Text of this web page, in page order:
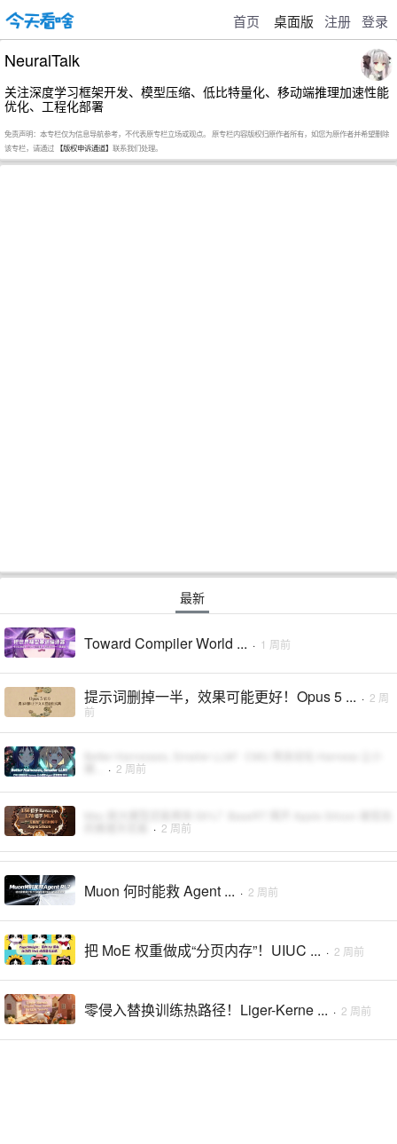
首页 桌面版 注册 登录
NeuralTalk
关注深度学习框架开发、模型压缩、低比特量化、移动端推理加速性能
优化、工程化部署
免责声明：本专栏仅为信息导航参考，不代表原专栏立场或观点。 原专栏内容版权归原作者所有，如您为原作者并希望删除
该专栏，请通过 【版权申诉通道】 联系我们处理。
最新
Toward Compiler World ... · 1 周前
提示词删掉一半，效果可能更好！Opus 5 ... · 2 周
前
· 2 周前
· 2 周前
Muon 何时能救 Agent ... · 2 周前
把 MoE 权重做成“分页内存”！UIUC ... · 2 周前
零侵入替换训练热路径！Liger-Kerne ... · 2 周前